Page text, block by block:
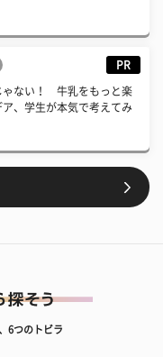
PR
ゃない！ 牛乳をもっと楽
ア、学生が本気で考えてみ
6つのトビラ